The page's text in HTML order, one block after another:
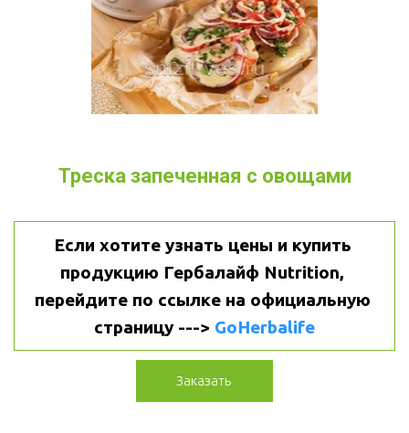
Треска запеченная с овощами
Если хотите узнать цены и купить
продукцию Гербалайф Nutrition,
перейдите по ссылке на официальную
страницу ---> GoHerbalife
Заказать